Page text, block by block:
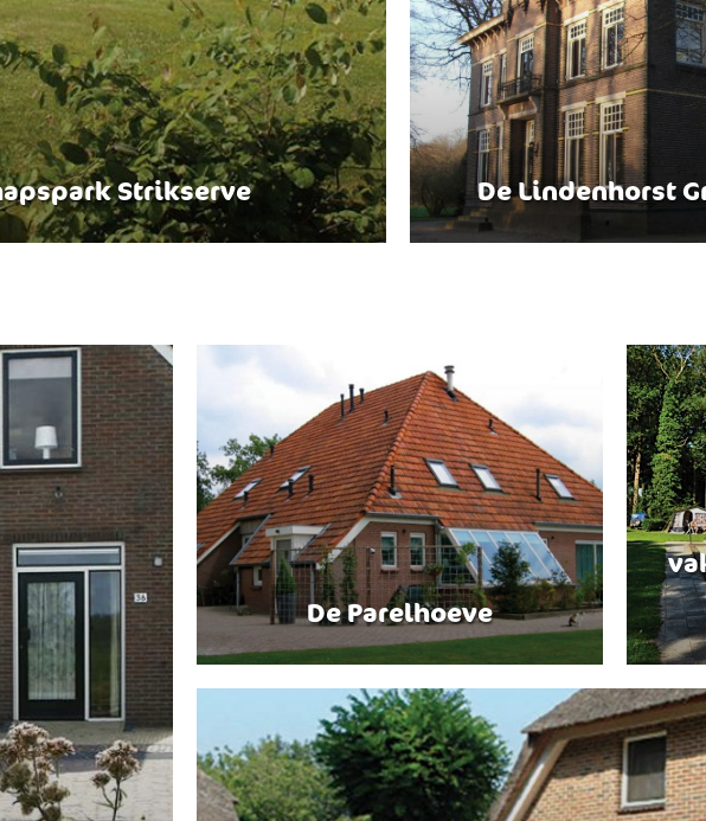
Strikserve De Lindenhorst
De Parelhoeve